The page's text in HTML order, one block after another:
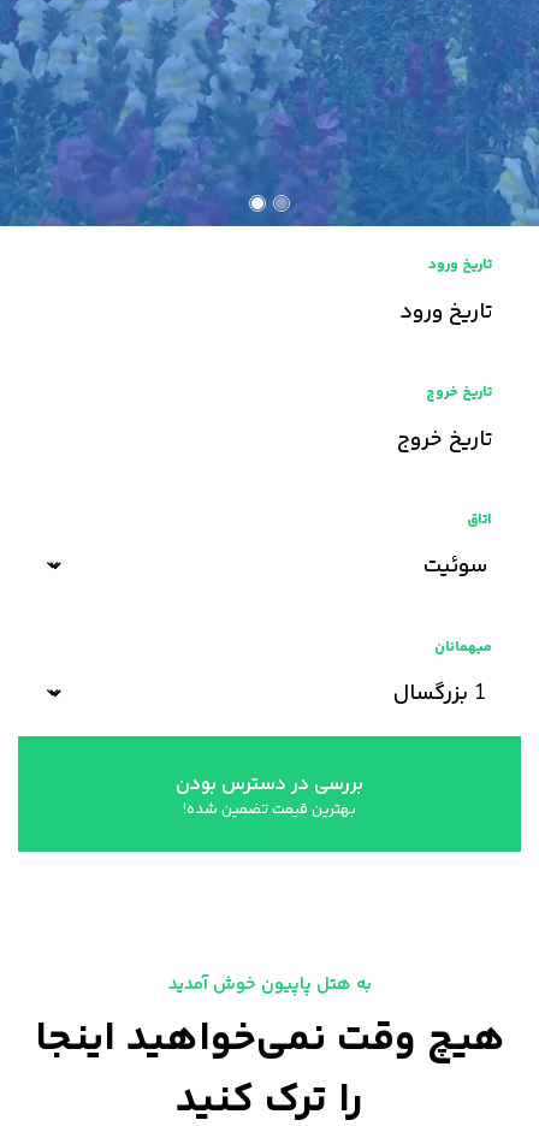
تاریخ ورود
تاریخ خروج
اتاق
میهمانان
بررسی در دسترس بودن
بهترین قیمت تضمین شده!
به هتل پاپیون خوش آمدید
هیچ وقت نمی‌خواهید اینجا
را ترک کنید